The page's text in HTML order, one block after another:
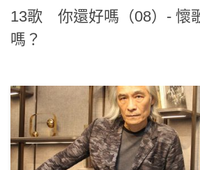
13歌 你還好嗎（08）- 懷
嗎？